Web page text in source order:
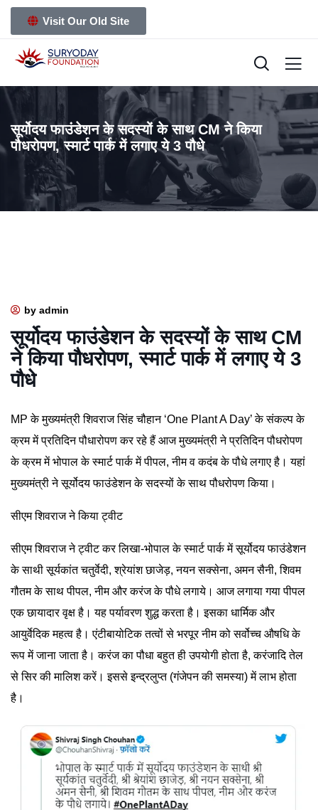
Visit Our Old Site
सूर्योदय फाउंडेशन के सदस्यों के साथ CM ने किया
पौधरोपण, स्मार्ट पार्क में लगाए ये 3 पौधे
by admin
सूर्योदय फाउंडेशन के सदस्यों के साथ CM
ने किया पौधरोपण, स्मार्ट पार्क में लगाए ये 3
पौधे
MP के मुख्यमंत्री शिवराज सिंह चौहान ‘One Plant A Day’ के संकल्प के
क्रम में प्रतिदिन पौधारोपण कर रहे हैं आज मुख्यमंत्री ने प्रतिदिन पौधरोपण
के क्रम में भोपाल के स्मार्ट पार्क में पीपल, नीम व कदंब के पौधे लगाए है। यहां
मुख्यमंत्री ने सूर्योदय फाउंडेशन के सदस्यों के साथ पौधरोपण किया।
सीएम शिवराज ने किया ट्वीट
सीएम शिवराज ने ट्वीट कर लिखा-भोपाल के स्मार्ट पार्क में सूर्योदय फाउंडेशन
के साथी सूर्यकांत चतुर्वेदी, श्रेयांश छाजेड़, नयन सक्सेना, अमन सैनी, शिवम
गौतम के साथ पीपल, नीम और करंज के पौधे लगाये। आज लगाया गया पीपल
एक छायादार वृक्ष है। यह पर्यावरण शुद्ध करता है। इसका धार्मिक और
आयुर्वेदिक महत्व है। एंटीबायोटिक तत्वों से भरपूर नीम को सर्वोच्च औषधि के
रूप में जाना जाता है। करंज का पौधा बहुत ही उपयोगी होता है, करंजादि तेल
से सिर की मालिश करें। इससे इन्द्रलुप्त (गंजेपन की समस्या) में लाभ होता
है।